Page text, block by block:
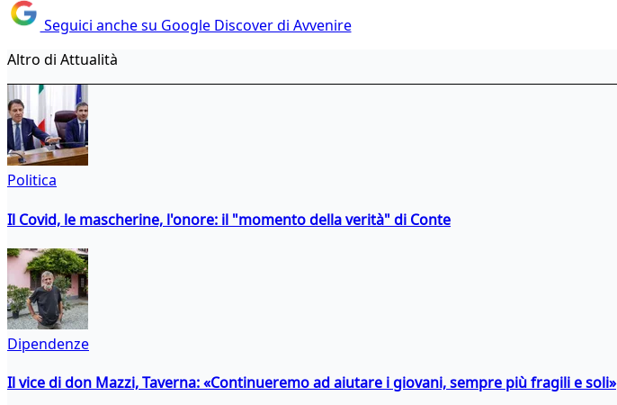
Seguici anche su Google Discover di Avvenire
Altro di Attualità
Politica
Il Covid, le mascherine, l'onore: il "momento della verità" di Conte
Dipendenze
Il vice di don Mazzi, Taverna: «Continueremo ad aiutare i giovani, sempre più fragili e soli»